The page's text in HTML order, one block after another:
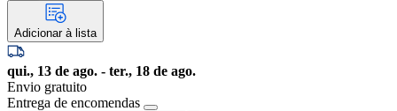
Adicionar à lista
qui., 13 de ago. - ter., 18 de ago.
Envio gratuito
Entrega de encomendas